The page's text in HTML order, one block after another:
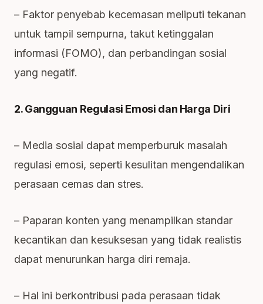
– Faktor penyebab kecemasan meliputi tekanan
untuk tampil sempurna, takut ketinggalan
informasi (FOMO), dan perbandingan sosial
yang negatif.
2. Gangguan Regulasi Emosi dan Harga Diri
– Media sosial dapat memperburuk masalah
regulasi emosi, seperti kesulitan mengendalikan
perasaan cemas dan stres.
– Paparan konten yang menampilkan standar
kecantikan dan kesuksesan yang tidak realistis
dapat menurunkan harga diri remaja.
– Hal ini berkontribusi pada perasaan tidak